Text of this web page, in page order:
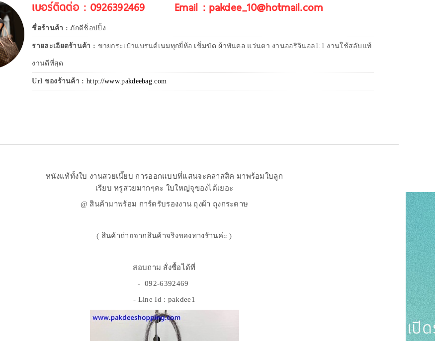
เบอร์ติดต่อ : 0926392469 Email : pakdee_10@hotmail.com
ชื่อร้านค้า :ภักดีช็อปปิ้ง
รายละเอียดร้านค้า : ขายกระเป๋าแบรนด์เนมทุกยี่ห้อ เข็มขัด ผ้าพันคอ แว่นตา งานออริจินอล1:1 งานใช้สลับแท้
งานดีที่สุด
Url ของร้านค้า : http://www.pakdeebag.com
หนังแท้ทั้งใบ งานสวยเนี๊ยบ การออกแบบที่แสนจะคลาสสิค มาพร้อมใบลูก
เรียบ หรูสวยมากๆคะ ใบใหญ่จุของได้เยอะ
@ สินค้ามาพร้อม การ์ดรับรองงาน ถุงผ้า ถุงกระดาษ
( สินค้าถ่ายจากสินค้าจริงของทางร้านค่ะ )
สอบถาม สั่งซื้อได้ที่
- 092-6392469
- Line Id : pakdee1